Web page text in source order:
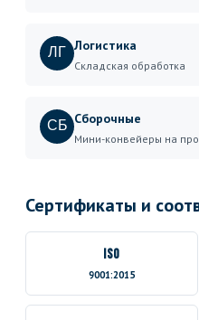
ЛГ Логистика
Складская обработка
СБ Сборочные
Мини-конвейеры на
Сертификаты и
ISO
9001:2015